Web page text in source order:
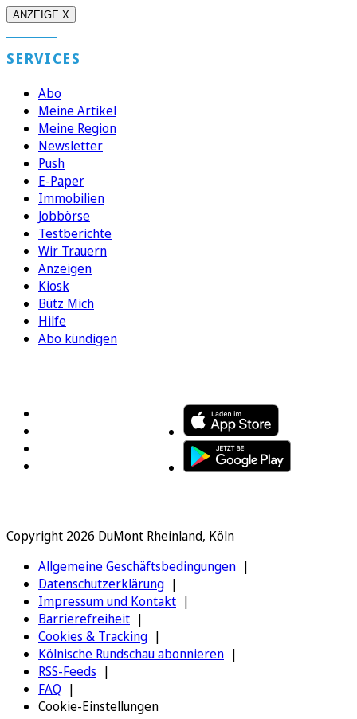
ANZEIGE X
SERVICES
Abo
Meine Artikel
Meine Region
Newsletter
Push
E-Paper
Immobilien
Jobbörse
Testberichte
Wir Trauern
Anzeigen
Kiosk
Bütz Mich
Hilfe
Abo kündigen
Copyright 2026 DuMont Rheinland, Köln
Allgemeine Geschäftsbedingungen
Datenschutzerklärung
Impressum und Kontakt
Barrierefreiheit
Cookies & Tracking
Kölnische Rundschau abonnieren
RSS-Feeds
FAQ
Cookie-Einstellungen